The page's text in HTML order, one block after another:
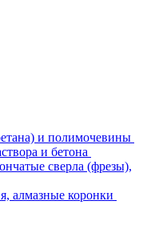
и полимочевины
и бетона
сверла (фрезы),
алмазные коронки